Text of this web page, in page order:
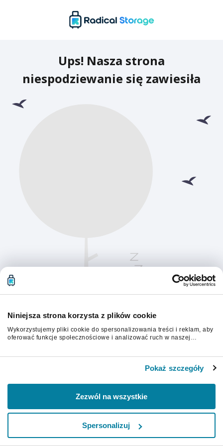
Niniejsza strona korzysta z plików cookie
Wykorzystujemy pliki cookie do spersonalizowania treści i reklam, aby
oferować funkcje społecznościowe i analizować ruch w naszej
otrzymanymi od Ciebie lub uzyskanymi podczas korzystania z ich
Pokaż szczegóły
Zezwól na wszystkie
Spersonalizuj
Ups! Nasza strona
niespodziewanie się zawiesiła
Aby kontynuować, odśwież stronę.
Odśwież